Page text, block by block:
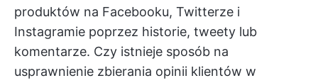
produktów na Facebooku, Twitterze i
Instagramie poprzez historie, tweety lub
komentarze. Czy istnieje sposób na
usprawnienie zbierania opinii klientów w